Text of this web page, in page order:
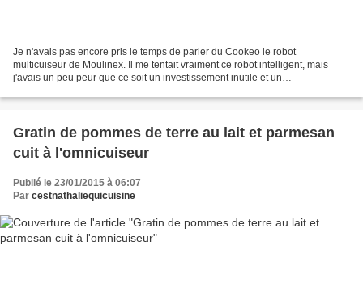
Je n'avais pas encore pris le temps de parler du Cookeo le robot
multicuiseur de Moulinex. Il me tentait vraiment ce robot intelligent, mais
j'avais un peu peur que ce soit un investissement inutile et un
Gratin de pommes de terre au lait et parmesan
cuit à l'omnicuiseur
Publié le 23/01/2015 à 06:07
Par cestnathaliequicuisine